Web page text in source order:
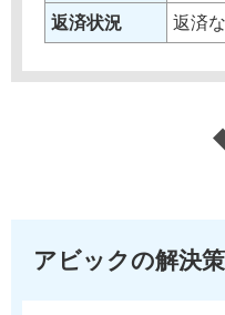
返済状況 返済
アビックの解決策